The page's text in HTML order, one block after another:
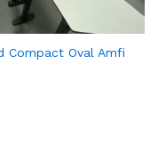
Compact Oval Amfi